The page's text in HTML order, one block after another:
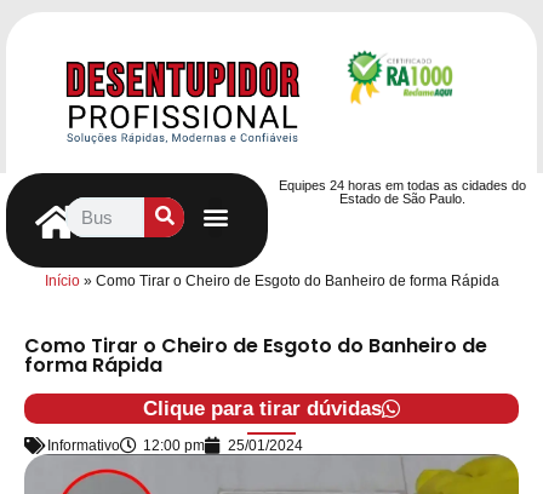
Equipes 24 horas em todas as cidades do
Estado de São Paulo.
Início» Como Tirar o Cheiro de Esgoto do Banheiro de forma Rápida
Como Tirar o Cheiro de Esgoto do Banheiro de
forma Rápida
Clique para tirar dúvidas
Informativo 12:00 pm 25/01/2024